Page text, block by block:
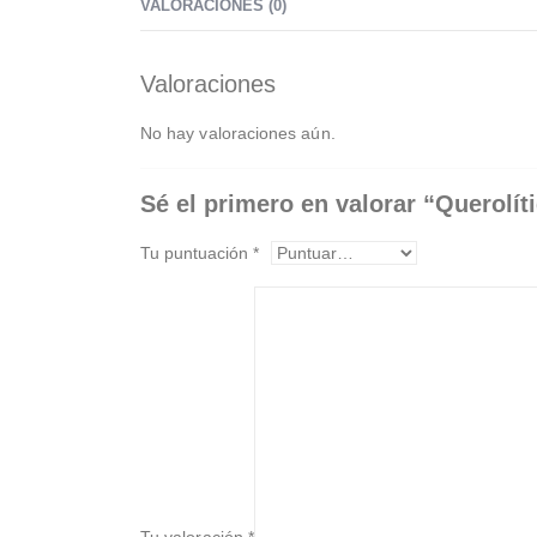
VALORACIONES (0)
Valoraciones
No hay valoraciones aún.
Sé el primero en valorar
Tu puntuación *